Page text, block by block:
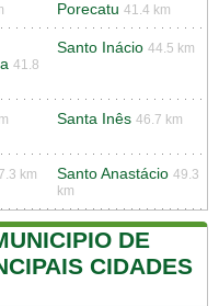
Porecatu 41.4 km
41.8
Santo Inácio 44.5 km
Santa Inês 46.7 km
km Santo Anastácio 49.3
km
DE
CIDADES